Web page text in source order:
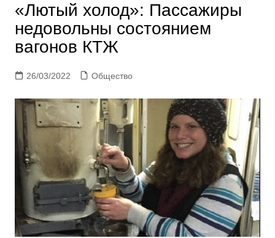
«Лютый холод»: Пассажиры
недовольны состоянием
вагонов КТЖ
26/03/2022 Общество